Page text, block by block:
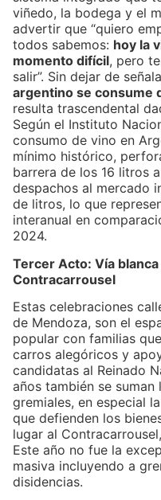
viñedo, la bodega y el
advertir que “quiero
todos sabemos: hoy la
momento difícil, pero
salir”. Sin dejar de
argentino se consume
resulta trascendental
Según el Instituto
consumo de vino en
mínimo histórico,
barrera de los 16 litros
despachos al mercado
de litros, lo que
interanual en
2024.
Tercer Acto: Vía
Contracarrousel
Estas celebraciones
de Mendoza, son el
popular con familias
carros alegóricos y
candidatas al Reinado
años también se
gremiales, en especial
que defienden los
lugar al
Este año no fue la
masiva incluyendo a
disidencias.